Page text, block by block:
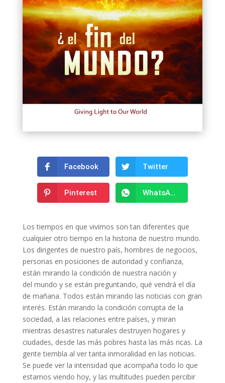
Facebook Twitter
Pinterest WhatsApp
Los tiempos en que vivimos son tan diferentes que
cualquier otro tiempo en la historia de nuestro mundo.
Los dirigentes de nuestro país, hombres de negocios,
personas en posiciones de autoridad y confianza,
están mirando la condición de nuestra nación y
del mundo y se están preguntando, qué vendrá el día
de mañana. Todos están mirando las noticias con gran
interés. Están mirando la condición corrupta de la
sociedad, a las relaciones entre países, y miran
mientras desastres naturales destruyen hogares y
ciudades, desde las más pobres hasta las más ricas. La
gente tiembla al ver tanta inmoralidad en las noticias.
Se puede ver la intensidad que acompaña todo lo que
estamos viendo hoy, y las multitudes pueden percibir